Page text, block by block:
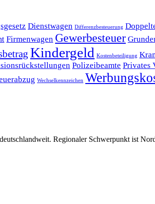
Dienstwagen Differenzbesteuerung
Firmenwagen Gewerbesteuer
Kindergeld Kostenbeteiligung
Polizeibeamte Privates
Wechselkennzeichen
deutschlandweit. Regionaler Schwerpunkt ist